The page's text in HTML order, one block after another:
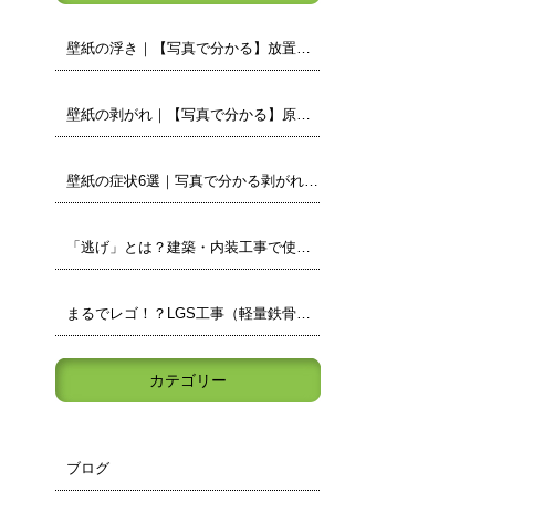
壁紙の浮き｜【写真で分かる】放置しても大丈夫？原因と補修の判断ポイント
壁紙の剥がれ｜【写真で分かる】原因と補修・張り替えの判断ポイント
壁紙の症状6選｜写真で分かる剥がれ・浮き・カビなどの見分け方
「逃げ」とは？建築・内装工事で使われる現場用語をわかりやすく解説
まるでレゴ！？LGS工事（軽量鉄骨）の壁の中身を小学生でもわかりやすく解説
カテゴリー
ブログ